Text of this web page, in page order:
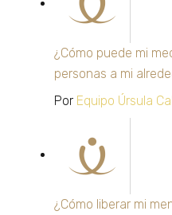
¿Cómo puede mi
personas a mi
Por Equipo Úrsula
¿Cómo liberar mi